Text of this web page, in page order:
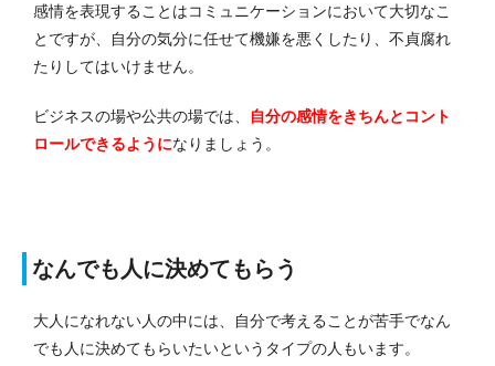
感情を表現することはコミュニケーションにおいて大切なこ
とですが、自分の気分に任せて機嫌を悪くしたり、不貞腐れ
たりしてはいけません。
ビジネスの場や公共の場では、
自分の感情をきちんとコント
ロールできるようになりましょう。
なんでも人に決めてもらう
大人になれない人の中には、自分で考えることが苦手でなん
でも人に決めてもらいたいというタイプの人もいます。